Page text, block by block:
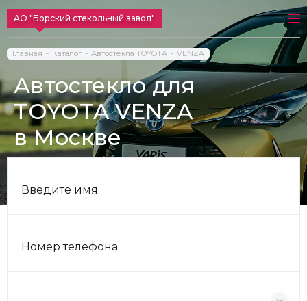
АО "Борский стекольный завод"
Главная Каталог Автостекла TOYOTA VENZA
Автостекло для
TOYOTA VENZA
в Москве
Введите имя
Номер телефона